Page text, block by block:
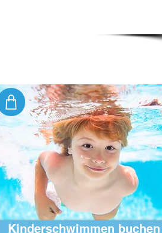
Kinderschwimmen buchen